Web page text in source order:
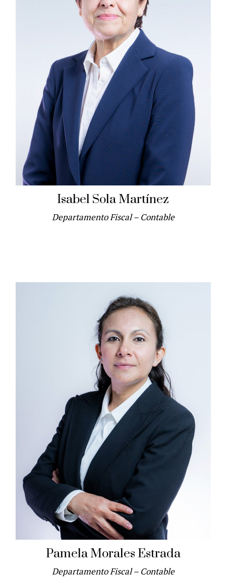
Isabel Sola Martínez
Departamento Fiscal – Contable
Pamela Morales Estrada
Departamento Fiscal – Contable